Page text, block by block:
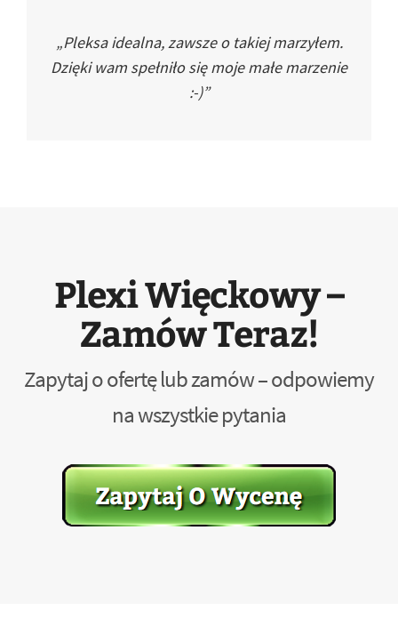
„Pleksa idealna, zawsze o takiej marzyłem.
Dzięki wam spełniło się moje małe marzenie
:-)”
Plexi Więckowy –
Zamów Teraz!
Zapytaj o ofertę lub zamów – odpowiemy
na wszystkie pytania